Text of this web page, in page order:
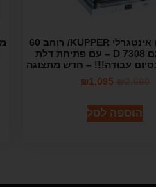
מדיח כלים אינטגרלי KUPPER/ רוחב 60
ס"מ – דגם D 7308 – עם פתיחת דלת
עבודה!!! – חדש מתצוגה
₪1,095
הוספה לסל